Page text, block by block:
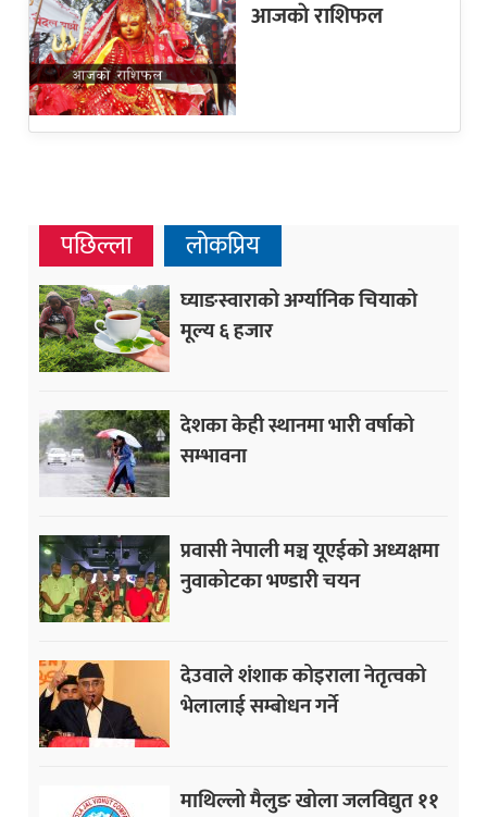
आजकाे राशिफल
पछिल्ला लोकप्रिय
घ्याङस्वाराको अर्ग्यानिक चियाको
मूल्य ६ हजार
देशका केही स्थानमा भारी वर्षाको
सम्भावना
प्रवासी नेपाली मञ्च यूएईको अध्यक्षमा
नुवाकोटका भण्डारी चयन
देउवाले शंशाक कोइराला नेतृत्वको
भेलालाई सम्बोधन गर्ने
माथिल्लो मैलुङ खोला जलविद्युत ११